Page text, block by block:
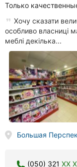
Только
Хочу сказати
особливо власниці
меблі декілька...
Большая
(050) 321 XX